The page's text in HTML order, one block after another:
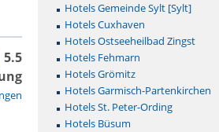
5.5
Hotels Gemeinde Sylt [Sylt]
Hotels Cuxhaven
Hotels Ostseeheilbad Zingst
Hotels Fehmarn
Hotels Grömitz
Hotels Garmisch-Partenkirchen
Hotels St. Peter-Ording
Hotels Büsum